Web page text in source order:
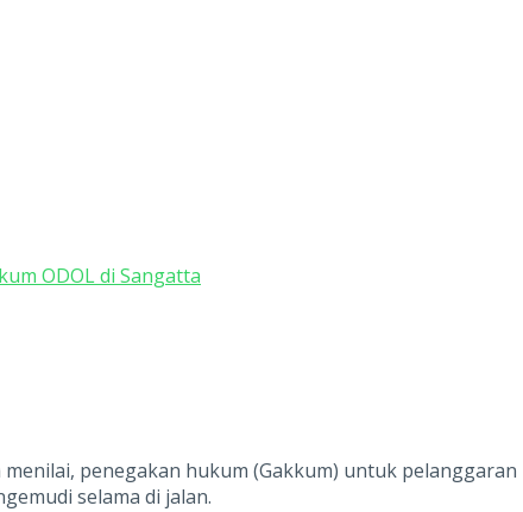
ODOL di Sangatta
penegakan hukum (Gakkum) untuk pelanggaran
selama di jalan.